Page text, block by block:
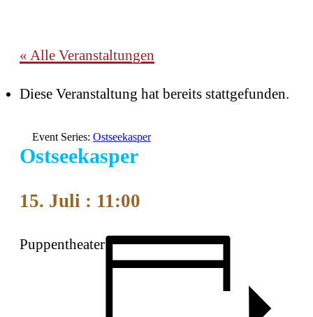
« Alle Veranstaltungen
Diese Veranstaltung hat bereits stattgefunden.
Event Series: Ostseekasper
Ostseekasper
15. Juli : 11:00
Puppentheater